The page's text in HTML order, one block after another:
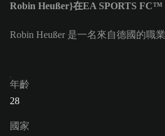
Robin Heußer}在EA SPORTS FC™
Robin Heußer 是一名來自德國的職
年齡
28
國家